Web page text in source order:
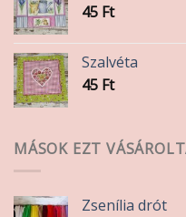
45 Ft
Szalvéta
45 Ft
MÁSOK EZT
Zsenília drót